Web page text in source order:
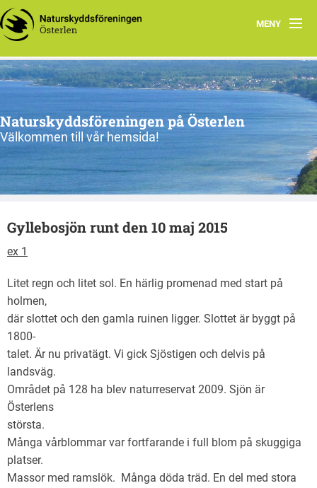
MENY
Program, vår-sommar 2026
Om oss
Nu & då
Kontakt
Länkar
Naturskyddsföreningen på Österlen
Välkommen till vår hemsida!
Gyllebosjön runt den 10 maj 2015
ex 1
Litet regn och litet sol. En härlig promenad med start på
holmen,
där slottet och den gamla ruinen ligger. Slottet är byggt på
1800-
talet. Är nu privatägt. Vi gick Sjöstigen och delvis på
landsväg.
Området på 128 ha blev naturreservat 2009. Sjön är
Österlens
största.
Många vårblommar var fortfarande i full blom på skuggiga
platser.
Massor med ramslök. Många döda träd. En del med stora